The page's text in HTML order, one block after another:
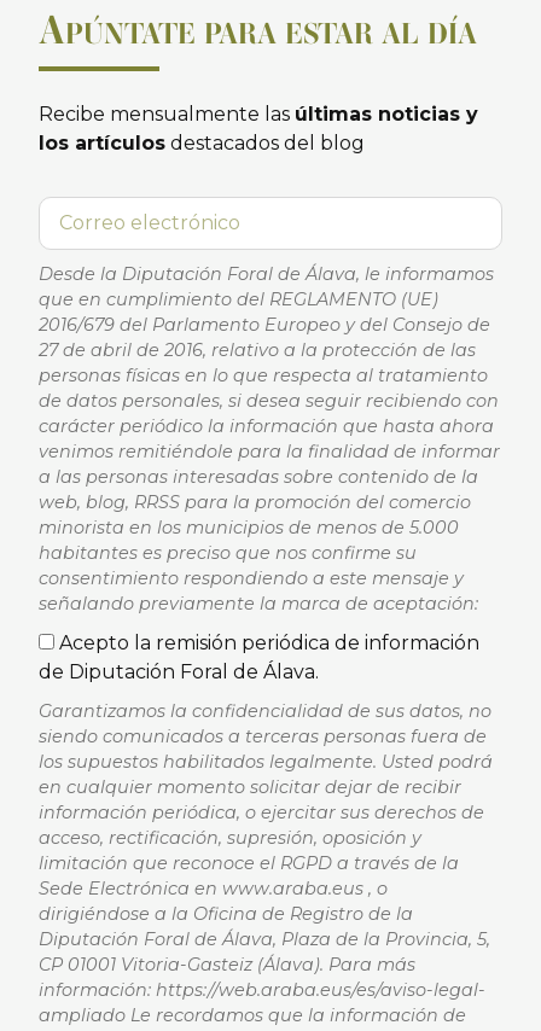
APÚNTATE PARA ESTAR AL DÍA
Recibe mensualmente las últimas noticias y
los artículos destacados del blog
Desde la Diputación Foral de Álava, le informamos
que en cumplimiento del REGLAMENTO (UE)
2016/679 del Parlamento Europeo y del Consejo de
27 de abril de 2016, relativo a la protección de las
personas físicas en lo que respecta al tratamiento
de datos personales, si desea seguir recibiendo con
carácter periódico la información que hasta ahora
venimos remitiéndole para la finalidad de informar
a las personas interesadas sobre contenido de la
web, blog, RRSS para la promoción del comercio
minorista en los municipios de menos de 5.000
habitantes es preciso que nos confirme su
consentimiento respondiendo a este mensaje y
señalando previamente la marca de aceptación:
Acepto la remisión periódica de información
de Diputación Foral de Álava.
Garantizamos la confidencialidad de sus datos, no
siendo comunicados a terceras personas fuera de
los supuestos habilitados legalmente. Usted podrá
en cualquier momento solicitar dejar de recibir
información periódica, o ejercitar sus derechos de
acceso, rectificación, supresión, oposición y
limitación que reconoce el RGPD a través de la
Sede Electrónica en www.araba.eus , o
dirigiéndose a la Oficina de Registro de la
Diputación Foral de Álava, Plaza de la Provincia, 5,
CP 01001 Vitoria-Gasteiz (Álava). Para más
información: https://web.araba.eus/es/aviso-legal-
ampliado Le recordamos que la información de